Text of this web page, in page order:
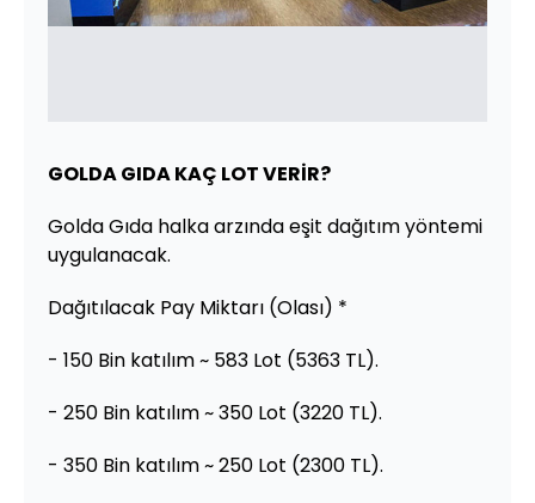
GOLDA GIDA KAÇ LOT VERİR?
Golda Gıda halka arzında eşit dağıtım yöntemi
uygulanacak.
Dağıtılacak Pay Miktarı (Olası) *
- 150 Bin katılım ~ 583 Lot (5363 TL).
- 250 Bin katılım ~ 350 Lot (3220 TL).
- 350 Bin katılım ~ 250 Lot (2300 TL).